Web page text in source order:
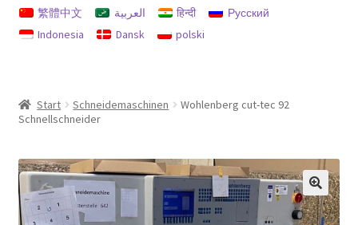
Gebrauchtmaschinen
繁體中文
العربية हिन्दी
Русский
Indonesia
Dansk polski
Start Schneidemaschinen
Wohlenberg cut-tec 92
Schnellschneider